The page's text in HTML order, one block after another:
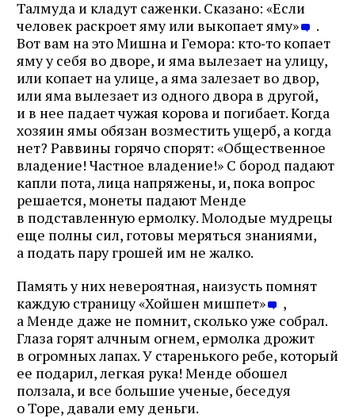
Талмуда и кладут саженки. Сказано: «Если
человек раскроет яму или выкопает яму»
.
Вот вам на это Мишна и Гемора: кто‑то копает
яму у себя во дворе, и яма вылезает на улицу,
или копает на улице, а яма залезает во двор,
или яма вылезает из одного двора в другой,
и в нее падает чужая корова и погибает. Когда
хозяин ямы обязан возместить ущерб, а когда
нет? Раввины горячо спорят: «Общественное
владение! Частное владение!» С бород падают
капли пота, лица напряжены, и, пока вопрос
решается, монеты падают Менде
в подставленную ермолку. Молодые мудрецы
еще полны сил, готовы меряться знаниями,
а подать пару грошей им не жалко.
Память у них невероятная, наизусть помнят
каждую страницу «Хойшен мишпет»
,
а Менде даже не помнит, сколько уже собрал.
Глаза горят алчным огнем, ермолка дрожит
в огромных лапах. У старенького ребе, который
ее подарил, легкая рука! Менде обошел
ползала, и все большие ученые, беседуя
о Торе, давали ему деньги.